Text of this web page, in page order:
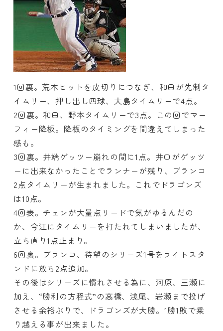
1回裏。荒木ヒットを皮切りにつなぎ、和田が先制タ
イムリー、押し出し四球、大島タイムリーで4点。
2回裏。和田、野本タイムリーで3点。この回でマー
フィー降板。降板のタイミングを間違えてしまった
感も。
3回裏。井端ゲッツー崩れの間に1点。井口がゲッツ
ーに出来なかったことでランナーが残り、ブランコ
2点タイムリーが生まれました。これでドラゴンズ
は10点。
4回表。チェンが大量点リードで気がゆるんだの
か、今江にタイムリーを打たれてしまいましたが、
立ち直り1点止まり。
6回裏。ブランコ、待望のシリーズ1号をライトスタ
ンドに放ち2点追加。
その後はシリーズに慣れさせる為に、河原、三瀬に
加え、“勝利の方程式”の高橋、浅尾、岩瀬まで投げ
させる余裕ぶりで、ドラゴンズが大勝。1勝1敗で乗
り越える事が出来ました。